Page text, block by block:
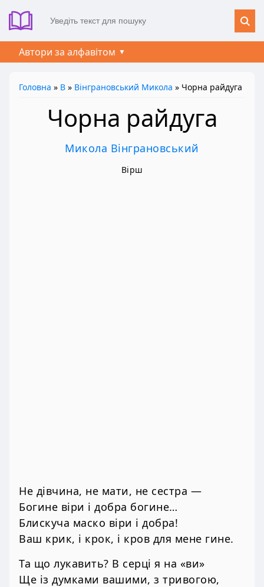
Автори за алфавітом
Головна » В » Вінграновський Микола » Чорна райдуга
Чорна райдуга
Микола Вінграновський
Вірш
Не дівчина, не мати, не сестра —
Богине віри і добра богине…
Блискуча маско віри і добра!
Ваш крик, і крок, і кров для мене гине.
Та що лукавить? В серці я на «ви»
Ще із думками вашими, з тривогою,